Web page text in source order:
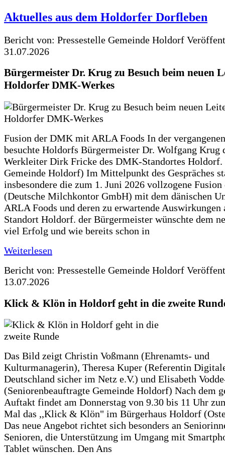
Aktuelles aus dem Holdorfer Dorfleben
Bericht von: Pressestelle Gemeinde Holdorf
31.07.2026
Bürgermeister Dr. Krug zu Besuch beim neuen
Holdorfer DMK-Werkes
Fusion der DMK mit ARLA Foods In der
besuchte Holdorfs Bürgermeister Dr. Wolfgang Krug
Werkleiter Dirk Fricke des DMK-Standortes Holdorf.
Gemeinde Holdorf) Im Mittelpunkt des Gespräches
insbesondere die zum 1. Juni 2026 vollzogene
(Deutsche Milchkontor GmbH) mit dem dänischen
ARLA Foods und deren zu erwartende Auswirkungen
Standort Holdorf. der Bürgermeister wünschte dem
viel Erfolg und wie bereits schon in
Weiterlesen
Bericht von: Pressestelle Gemeinde Holdorf
13.07.2026
Klick & Klön in Holdorf geht in die zweite
Das Bild zeigt Christin Voßmann (Ehrenamts- und
Kulturmanagerin), Theresa Kuper (Referentin
Deutschland sicher im Netz e.V.) und Elisabeth
(Seniorenbeauftragte Gemeinde Holdorf) Nach dem
Auftakt findet am Donnerstag von 9.30 bis 11 Uhr
Mal das ,,Klick & Klön" im Bürgerhaus Holdorf
Das neue Angebot richtet sich besonders an
Senioren, die Unterstützung im Umgang mit
Tablet wünschen. Den Ans